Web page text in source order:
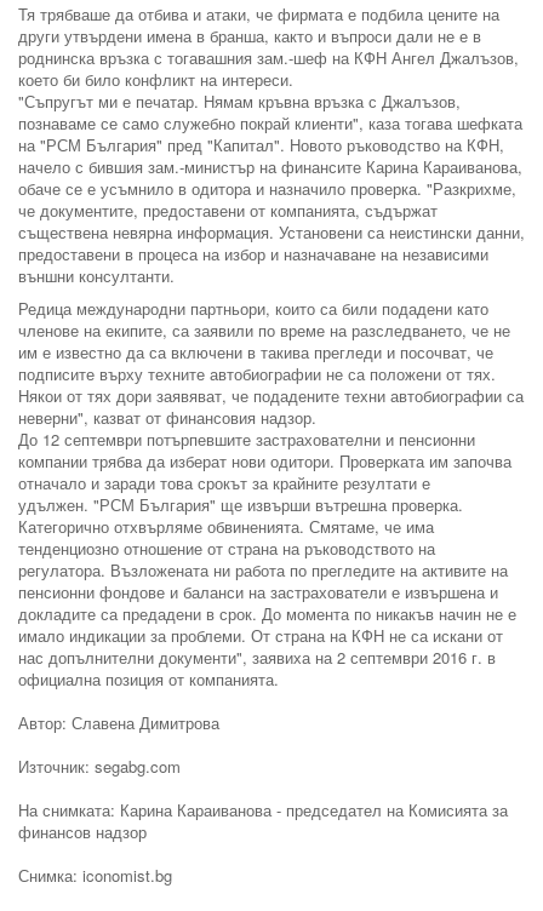
Тя трябваше да отбива и атаки, че фирмата е подбила цените на
други утвърдени имена в бранша, както и въпроси дали не е в
роднинска връзка с тогавашния зам.-шеф на КФН Ангел Джалъзов,
което би било конфликт на интереси.
"Съпругът ми е печатар. Нямам кръвна връзка с Джалъзов,
познаваме се само служебно покрай клиенти", каза тогава шефката
на "РСМ България" пред "Капитал". Новото ръководство на КФН,
начело с бившия зам.-министър на финансите Карина Караиванова,
обаче се е усъмнило в одитора и назначило проверка. "Разкрихме,
че документите, предоставени от компанията, съдържат
съществена невярна информация. Установени са неистински данни,
предоставени в процеса на избор и назначаване на независими
външни консултанти.
Редица международни партньори, които са били подадени като
членове на екипите, са заявили по време на разследването, че не
им е известно да са включени в такива прегледи и посочват, че
подписите върху техните автобиографии не са положени от тях.
Някои от тях дори заявяват, че подадените техни автобиографии са
неверни", казват от финансовия надзор.
До 12 септември потърпевшите застрахователни и пенсионни
компании трябва да изберат нови одитори. Проверката им започва
отначало и заради това срокът за крайните резултати е
удължен. "РСМ България" ще извърши вътрешна проверка.
Категорично отхвърляме обвиненията. Смятаме, че има
тенденциозно отношение от страна на ръководството на
регулатора. Възложената ни работа по прегледите на активите на
пенсионни фондове и баланси на застрахователи е извършена и
докладите са предадени в срок. До момента по никакъв начин не е
имало индикации за проблеми. От страна на КФН не са искани от
нас допълнителни документи", заявиха на 2 септември 2016 г. в
официална позиция от компанията.
Автор: Славена Димитрова
Източник: segabg.com
На снимката: Карина Караиванова - председател на Комисията за
финансов надзор
Снимка: iconomist.bg